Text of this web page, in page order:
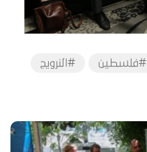
#فلسطين #النرويج